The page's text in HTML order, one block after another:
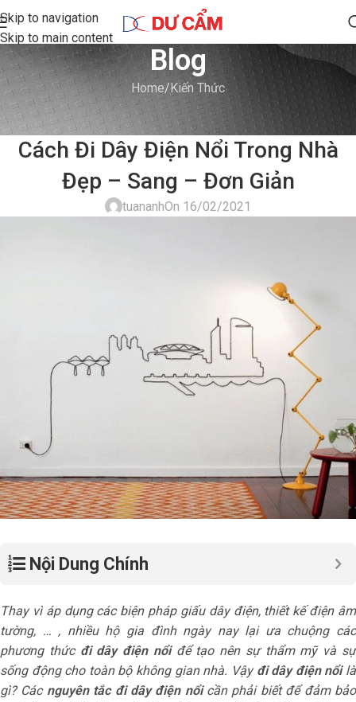
Skip to navigation
Skip to main content
Blog
Home Kiến Thức
KIẾN THỨC
Cách Đi Dây Điện Nổi Trong Nhà
Đẹp – Sang – Đơn Giản
tuananhOn 16/02/2021
Nội Dung Chính
Thay vì áp dụng các biện pháp giấu dây điện, thiết kế điện âm
tường, … , nhiều hộ gia đình ngày nay lại ưa chuộng các
phương thức đi dây điện nổiđể tạo nên sự thẩm mỹ và sự
sống động cho toàn bộ không gian nhà. Vậy đi dây điện nổilà
gì? Các nguyên tắc đi dây điện nổicần phải biết để đảm bảo